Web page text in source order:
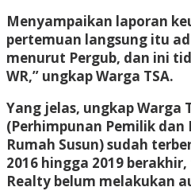
Menyampaikan laporan
pertemuan langsung itu
menurut Pergub, dan ini
WR,” ungkap Warga TSA.
Yang jelas, ungkap Warga
(Perhimpunan Pemilik dan
Rumah Susun) sudah
2016 hingga 2019
Realty belum melakukan